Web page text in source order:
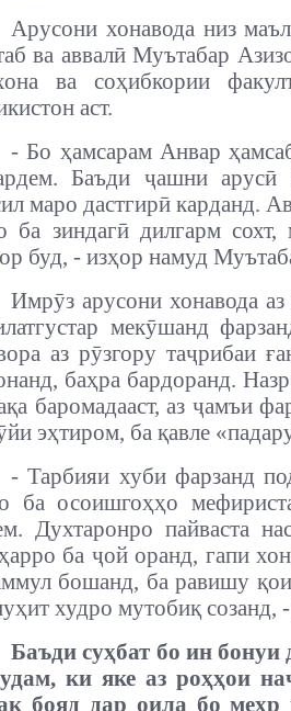
Арусони хонавода низ
ва аввалӣ Муътабар
ва соҳибкории
аст.
- Бо ҳамсарам Анвар
Баъди ҷашни
маро дастгирӣ карданд.
ба зиндагӣ дилгарм
буд, - изҳор намуд
Имрӯз арусони хонавода
мекӯшанд
аз рӯзгору таҷрибаи
баҳра бардоранд.
баромадааст, аз ҷамъи
эҳтиром, ба қавле
- Тарбияи хуби фарзанд
ба осоишгоҳҳо
Духтаронро пайваста
ба ҷой оранд, гапи
бошанд, ба равишу
худро мутобиқ созанд,
Баъди суҳбат бо ин
ки яке аз роҳҳои
бояд дар оила бо